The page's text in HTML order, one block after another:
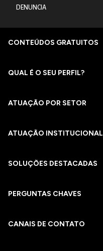
DENUNCIA
CONTEÚDOS GRATUITOS
QUAL É O SEU PERFIL?
ATUAÇÃO POR SETOR
ATUAÇÃO INSTITUCIONAL
SOLUÇÕES DESTACADAS
PERGUNTAS CHAVES​
CANAIS DE CONTATO